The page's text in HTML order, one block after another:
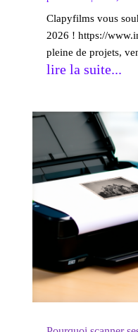
Clapyfilms vous
2026 ! https://
pleine de projets,
lire la suite...